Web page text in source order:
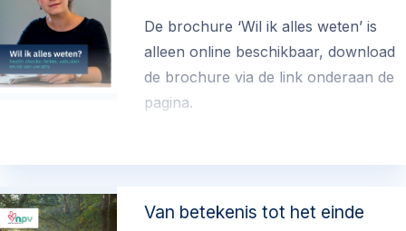
De brochure ‘Wil ik alles weten’ is
alleen online beschikbaar, download
de brochure via de link onderaan de
pagina.
Van betekenis tot het einde